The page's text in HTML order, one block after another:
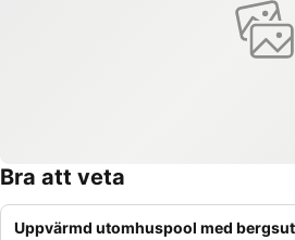
Bra att veta
Uppvärmd utomhuspool med